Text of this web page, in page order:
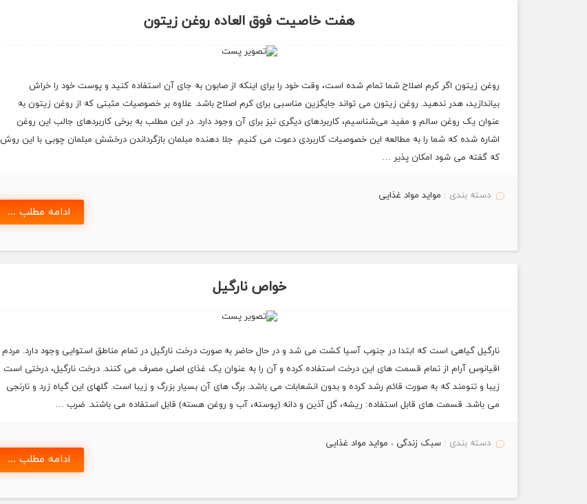
هفت خاصیت فوق العاده روغن زیتون
روغن زیتون اگر کرم اصلاح شما تمام شده است، وقت خود را برای اینکه از صابون به جای آن استفاده کنید و پوست خود را خراش
بیاندازید، هدر ندهید. روغن زیتون می تواند جایگزین مناسبی برای کرم اصلاح باشد. علاوه بر خصوصیات مثبتی که از روغن زیتون به
عنوان یک روغن سالم و مفید می‌شناسیم، کاربردهای دیگری نیز برای آن وجود دارد. در این مطلب به برخی کاربردهای جالب این روغن
اشاره شده که شما را به مطالعه این خصوصیات کاربردی دعوت می کنیم. جلا دهنده مبلمان بازگرداندن درخشش مبلمان چوبی با این روش
که گفته می شود امکان پذیر …
دسته بندی : مواید مواد غذایی
ادامه مطلب ...
خواص نارگیل
نارگیل گیاهی است که ابتدا در جنوب آسیا کشت می ‌شد و در حال حاضر به صورت درخت نارگیل در تمام مناطق استوایی وجود دارد. مردم
اقیانوس آرام از تمام قسمت‌ های این درخت استفاده کرده و آن را به عنوان یک غذای اصلی مصرف می ‌کنند. درخت نارگیل، درختی است
زیبا و تنومند که به صورت قائم رشد کرده و بدون انشعابات می باشد. برگ های آن بسیار بزرگ و زیبا است. گلهای این گیاه زرد و نارنجی
می باشد. قسمت های قابل استفاده: ریشه، گل آذین و دانه (پوسته، آب و روغن هسته) قابل استفاده می باشند. ضرب …
دسته بندی :سبک زندگی ، مواید مواد غذایی
ادامه مطلب ...